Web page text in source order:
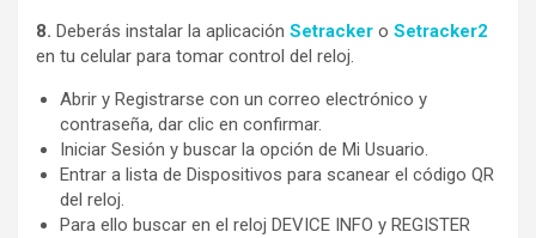
8. Deberás instalar la aplicación Setracker o Setracker2
en tu celular para tomar control del reloj.
Abrir y Registrarse con un correo electrónico y
contraseña, dar clic en confirmar.
Iniciar Sesión y buscar la opción de Mi Usuario.
Entrar a lista de Dispositivos para scanear el código QR
del reloj.
Para ello buscar en el reloj DEVICE INFO y REGISTER